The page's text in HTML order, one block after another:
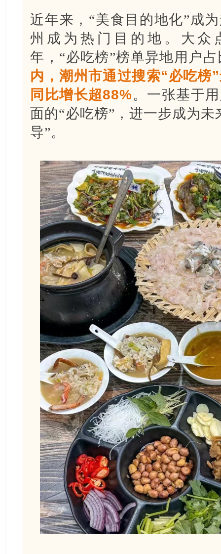
近年来，“美食目的地化”成
州成为热门目的地。大众
年，“必吃榜”榜单异地用户
内，潮州市通过搜索“必吃榜
同比增长超88%。一张基于
面的“必吃榜”，进一步成为
导”。